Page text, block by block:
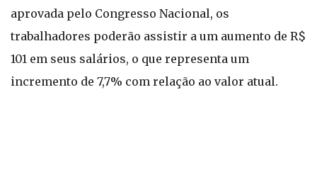
aprovada pelo Congresso Nacional, os
trabalhadores poderão assistir a um aumento de R$
101 em seus salários, o que representa um
incremento de 7,7% com relação ao valor atual.